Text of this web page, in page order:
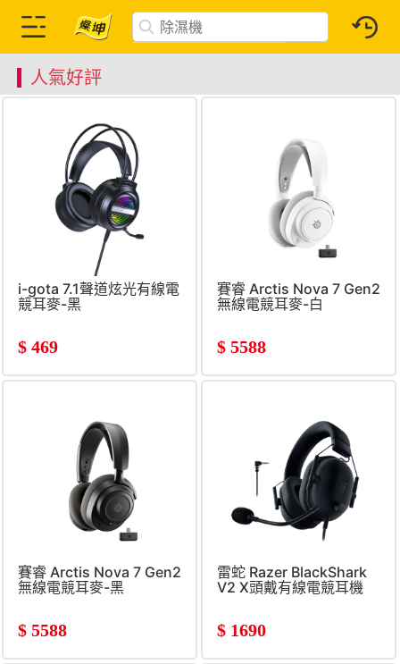
人氣好評
i-gota 7.1聲道炫光有線電
競耳麥-黑
$ 469
賽睿 Arctis Nova 7 Gen2
無線電競耳麥-白
$ 5588
賽睿 Arctis Nova 7 Gen2
無線電競耳麥-黑
$ 5588
雷蛇 Razer BlackShark
V2 X頭戴有線電競耳機
$ 1690